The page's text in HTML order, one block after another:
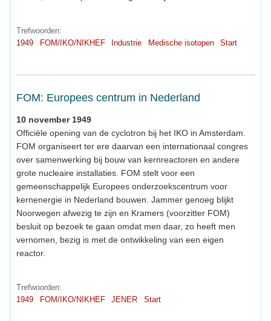
Trefwoorden:
1949
FOM/IKO/NIKHEF Industrie Medische isotopen Start
FOM: Europees centrum in Nederland
10 november 1949
Officiële opening van de cyclotron bij het IKO in Amsterdam.
FOM organiseert ter ere daarvan een internationaal congres
over samenwerking bij bouw van kernreactoren en andere
grote nucleaire installaties. FOM stelt voor een
gemeenschappelijk Europees onderzoekscentrum voor
kernenergie in Nederland bouwen. Jammer genoeg blijkt
Noorwegen afwezig te zijn en Kramers (voorzitter FOM)
besluit op bezoek te gaan omdat men daar, zo heeft men
vernomen, bezig is met de ontwikkeling van een eigen
reactor.
Trefwoorden:
1949
FOM/IKO/NIKHEF JENER Start